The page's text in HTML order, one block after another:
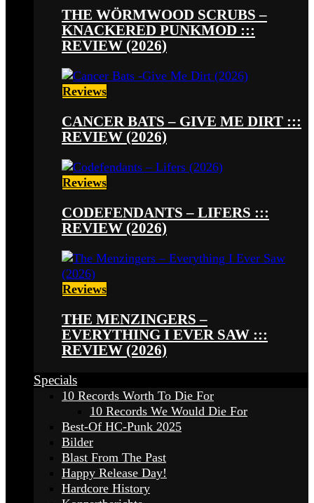
THE WÖRMWOOD SCRUBS –
KNACKERED PUNKMOD :::
REVIEW (2026)
Reviews
CANCER BATS – GIVE ME DIRT :::
REVIEW (2026)
Reviews
CODEFENDANTS – LIFERS :::
REVIEW (2026)
Reviews
THE MENZINGERS –
EVERYTHING I EVER SAW :::
REVIEW (2026)
Specials
10 Records Worth To Die For
10 Records We Would Die For
Best-Of HC-Punk 2025
Bilder
Blast From The Past
Happy Release Day!
Hardcore History